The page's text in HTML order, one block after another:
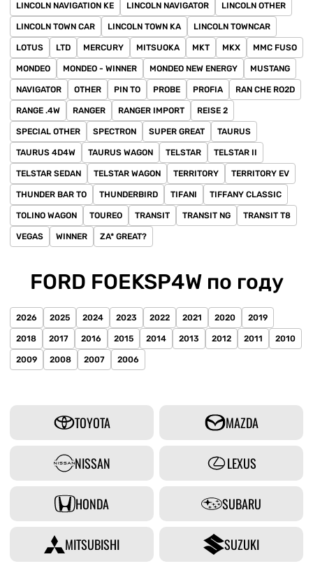
LINCOLN NAVIGATION KE LINCOLN NAVIGATOR LINCOLN OTHER
LINCOLN TOWN CAR LINCOLN TOWN KA LINCOLN TOWNCAR
LOTUS LTD MERCURY MITSUOKA MKT MKX MMC FUSO
MONDEO MONDEO - WINNER MONDEO NEW ENERGY MUSTANG
NAVIGATOR OTHER PIN TO PROBE PROFIA RAN CHE RO2D
RANGE .4W RANGER RANGER IMPORT REISE 2
SPECIAL OTHER SPECTRON SUPER GREAT TAURUS
TAURUS 4D4W TAURUS WAGON TELSTAR TELSTAR II
TELSTAR SEDAN TELSTAR WAGON TERRITORY TERRITORY EV
THUNDER BAR TO THUNDERBIRD TIFANI TIFFANY CLASSIC
TOLINO WAGON TOUREO TRANSIT TRANSIT NG TRANSIT T8
VEGAS WINNER ZA* GREAT?
FORD FOEKSP4W по году
2026 2025 2024 2023 2022 2021 2020 2019
2018 2017 2016 2015 2014 2013 2012 2011 2010
2009 2008 2007 2006
TOYOTA MAZDA
NISSAN LEXUS
HONDA SUBARU
MITSUBISHI SUZUKI